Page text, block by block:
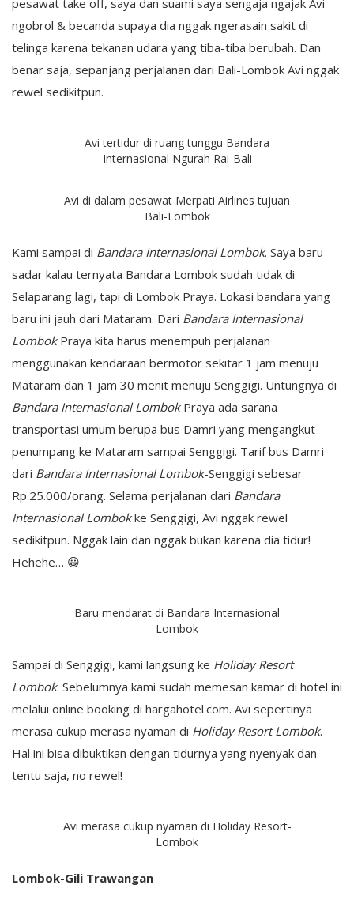
pesawat take off, saya dan suami saya sengaja ngajak Avi
ngobrol & becanda supaya dia nggak ngerasain sakit di
telinga karena tekanan udara yang tiba-tiba berubah. Dan
benar saja, sepanjang perjalanan dari Bali-Lombok Avi nggak
rewel sedikitpun.
Avi tertidur di ruang tunggu Bandara
Internasional Ngurah Rai-Bali
Avi di dalam pesawat Merpati Airlines tujuan
Bali-Lombok
Kami sampai di Bandara Internasional Lombok. Saya baru
sadar kalau ternyata Bandara Lombok sudah tidak di
Selaparang lagi, tapi di Lombok Praya. Lokasi bandara yang
baru ini jauh dari Mataram. Dari Bandara Internasional
LombokPraya kita harus menempuh perjalanan
menggunakan kendaraan bermotor sekitar 1 jam menuju
Mataram dan 1 jam 30 menit menuju Senggigi. Untungnya di
Bandara Internasional LombokPraya ada sarana
transportasi umum berupa bus Damri yang mengangkut
penumpang ke Mataram sampai Senggigi. Tarif bus Damri
dari Bandara Internasional Lombok-Senggigi sebesar
Rp.25.000/orang. Selama perjalanan dari Bandara
Internasional Lombokke Senggigi, Avi nggak rewel
sedikitpun. Nggak lain dan nggak bukan karena dia tidur!
Hehehe… 😀
Baru mendarat di Bandara Internasional
Lombok
Sampai di Senggigi, kami langsung ke Holiday Resort
Lombok. Sebelumnya kami sudah memesan kamar di hotel ini
melalui online booking di hargahotel.com. Avi sepertinya
merasa cukup merasa nyaman di Holiday Resort Lombok.
Hal ini bisa dibuktikan dengan tidurnya yang nyenyak dan
tentu saja, no rewel!
Avi merasa cukup nyaman di Holiday Resort-
Lombok
Lombok-Gili Trawangan